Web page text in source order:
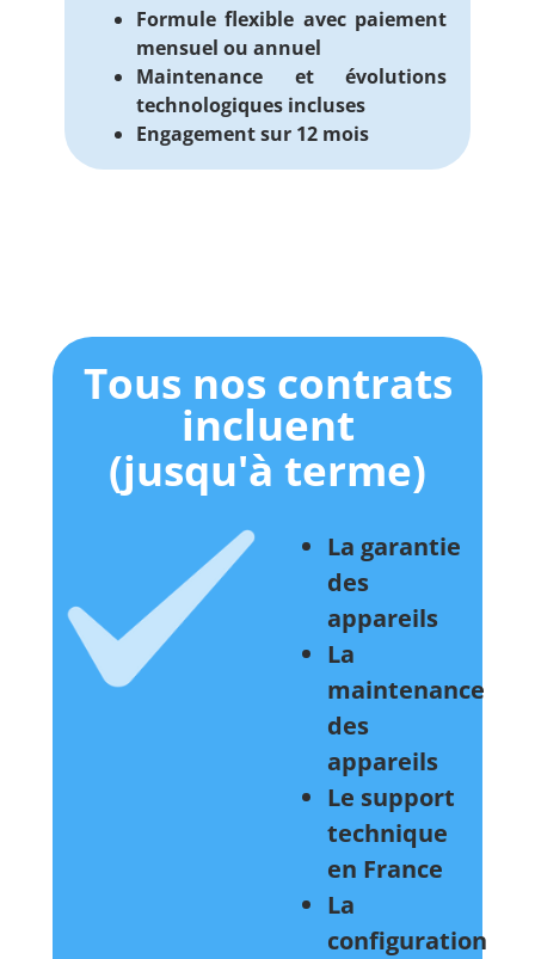
Formule flexible avec paiement
mensuel ou annuel
Maintenance et évolutions
technologiques incluses
Engagement sur 12 mois
Tous nos contrats
incluent
(jusqu'à terme)
La garantie
des
appareils
La
maintenance
des
appareils
Le support
technique
en France
La
configuration